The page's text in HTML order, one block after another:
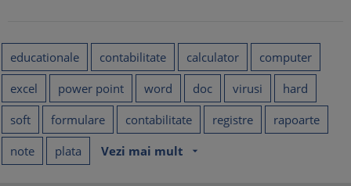
educationale contabilitate calculator
computer
excel
power point word doc virusi
hard
soft
formulare contabilitate registre
rapoarte
note
plata Vezi mai mult arrow_drop_down